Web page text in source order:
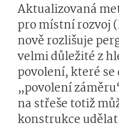
Aktualizovaná
pro místní rozvoj
nově rozlišuje
velmi důležité z
povolení, které se
„povolení
na střeše totiž
konstrukce